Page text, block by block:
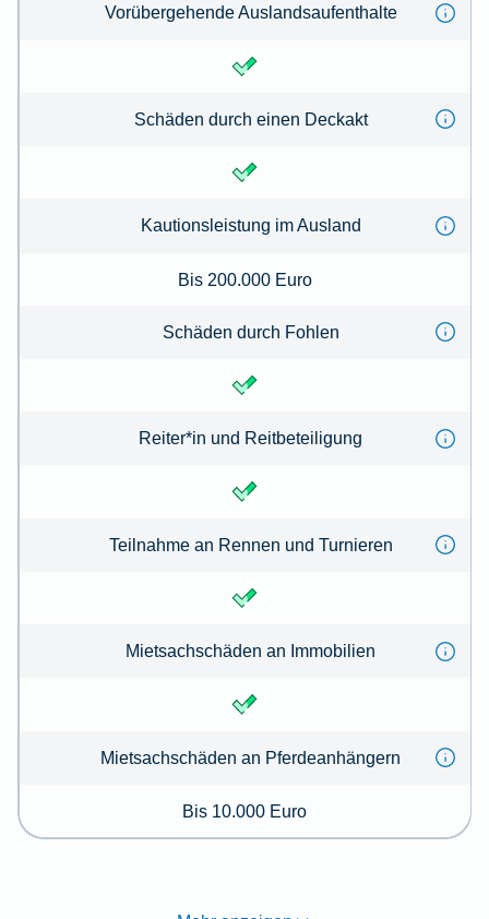
Vorübergehende Auslandsaufenthalte
Schäden durch einen Deckakt
Kautionsleistung im Ausland
Bis 200.000 Euro
Schäden durch Fohlen
Reiter*in und Reitbeteiligung
Teilnahme an Rennen und Turnieren
Mietsachschäden an Immobilien
Mietsachschäden an Pferdeanhängern
Bis 10.000 Euro